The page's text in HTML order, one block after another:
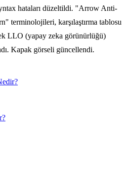
hataları düzeltildi. "Arrow Anti-
terminolojileri, karşılaştırma tablosu
LLO (yapay zeka görünürlüğü)
Kapak görseli güncellendi.